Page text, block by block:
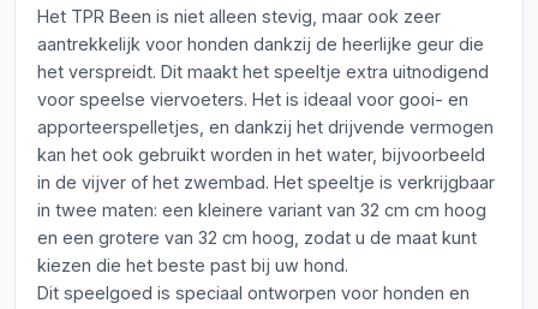
Het TPR Been is niet alleen stevig, maar ook zeer
aantrekkelijk voor honden dankzij de heerlijke geur die
het verspreidt. Dit maakt het speeltje extra uitnodigend
voor speelse viervoeters. Het is ideaal voor gooi- en
apporteerspelletjes, en dankzij het drijvende vermogen
kan het ook gebruikt worden in het water, bijvoorbeeld
in de vijver of het zwembad. Het speeltje is verkrijgbaar
in twee maten: een kleinere variant van 32 cm cm hoog
en een grotere van 32 cm hoog, zodat u de maat kunt
kiezen die het beste past bij uw hond.
Dit speelgoed is speciaal ontworpen voor honden en